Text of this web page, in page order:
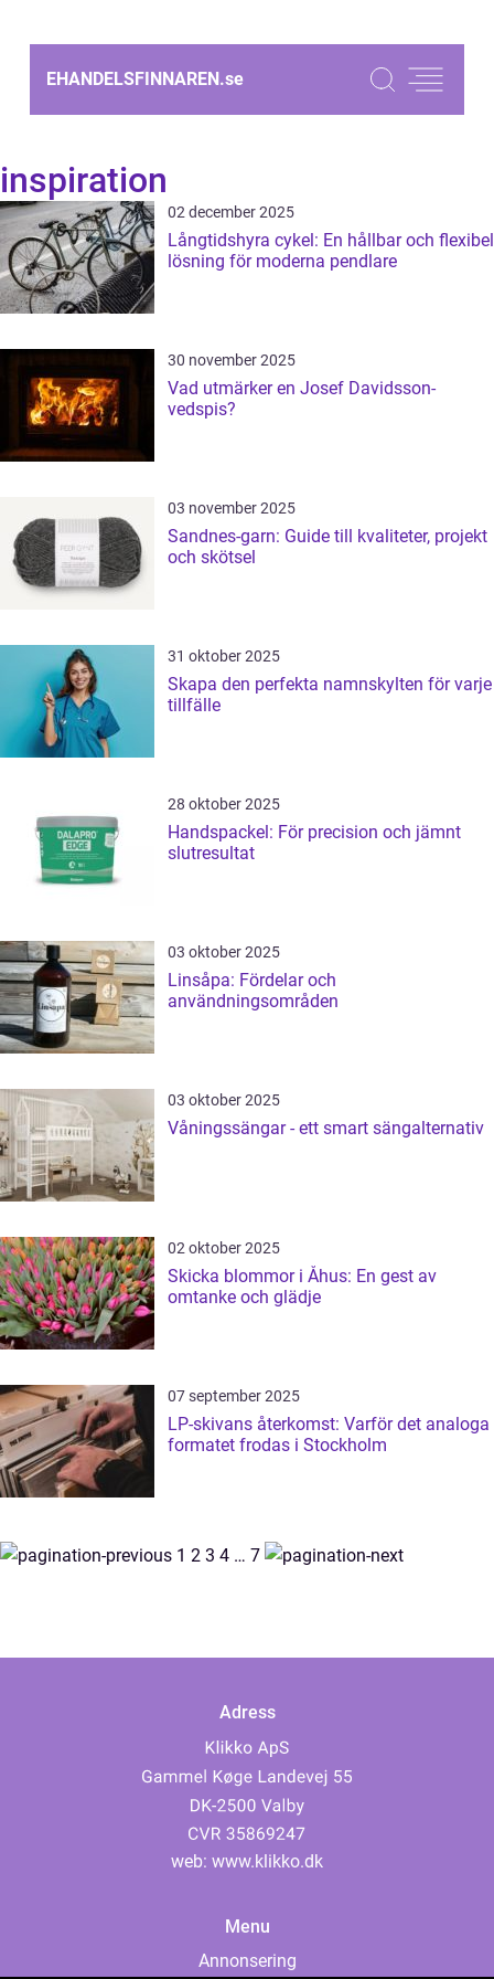
EHANDELSFINNAREN.se
inspiration
02 december 2025
Långtidshyra cykel: En hållbar och flexibel
lösning för moderna pendlare
30 november 2025
Vad utmärker en Josef Davidsson-
vedspis?
03 november 2025
Sandnes-garn: Guide till kvaliteter, projekt
och skötsel
31 oktober 2025
Skapa den perfekta namnskylten för varje
tillfälle
28 oktober 2025
Handspackel: För precision och jämnt
slutresultat
03 oktober 2025
Linsåpa: Fördelar och
användningsområden
03 oktober 2025
Våningssängar - ett smart sängalternativ
02 oktober 2025
Skicka blommor i Åhus: En gest av
omtanke och glädje
07 september 2025
LP-skivans återkomst: Varför det analoga
formatet frodas i Stockholm
1 2 3 4 … 7
Adress
web: www.klikko.dk
Menu
Annonsering